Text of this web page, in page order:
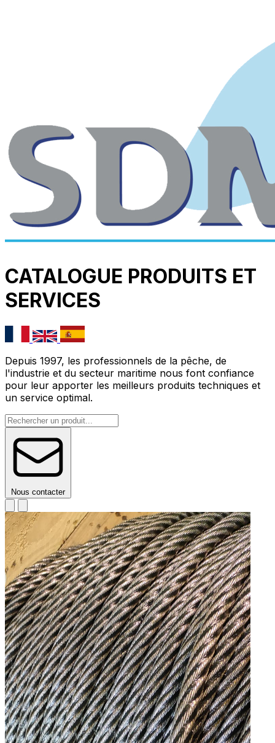
CATALOGUE PRODUITS ET
SERVICES
Depuis 1997, les professionnels de la pêche, de
l'industrie et du secteur maritime nous font confiance
pour leur apporter les meilleurs produits techniques et
un service optimal.
Nous contacter